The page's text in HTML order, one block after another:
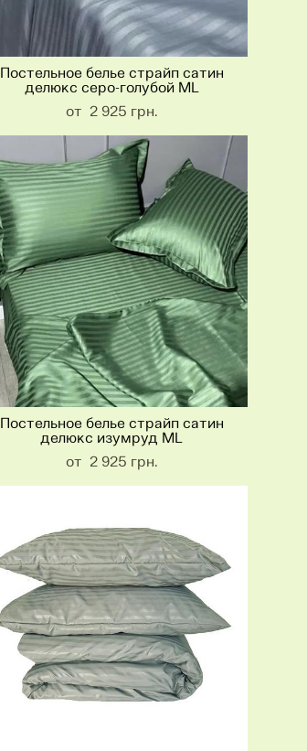
Постельное белье страйп сатин
делюкс серо-голубой ML
от 2 925 грн.
Постельное белье страйп сатин
делюкс изумруд ML
от 2 925 грн.